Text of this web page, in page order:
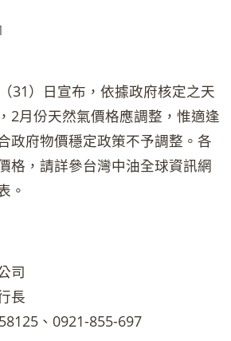
31）日宣布，依據政府核定之天
2月份天然氣價格應調整，惟適逢
政府物價穩定政策不予調整。各
格，請詳參台灣中油全球資訊網
。
司
長
、0921-855-697